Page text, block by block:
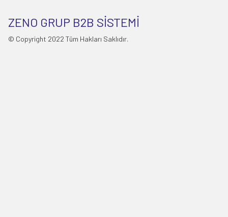
ZENO GRUP B2B SİSTEMİ
© Copyright 2022 Tüm Hakları Saklıdır.